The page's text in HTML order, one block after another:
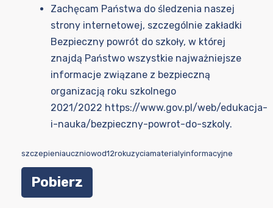
Zachęcam Państwa do śledzenia naszej
strony internetowej, szczególnie zakładki
Bezpieczny powrót do szkoły, w której
znajdą Państwo wszystkie najważniejsze
informacje związane z bezpieczną
organizacją roku szkolnego
2021/2022 https://www.gov.pl/web/edukacja-
i-nauka/bezpieczny-powrot-do-szkoly.
szczepieniauczniowod12rokuzyciamaterialyinformacyjne
Pobierz